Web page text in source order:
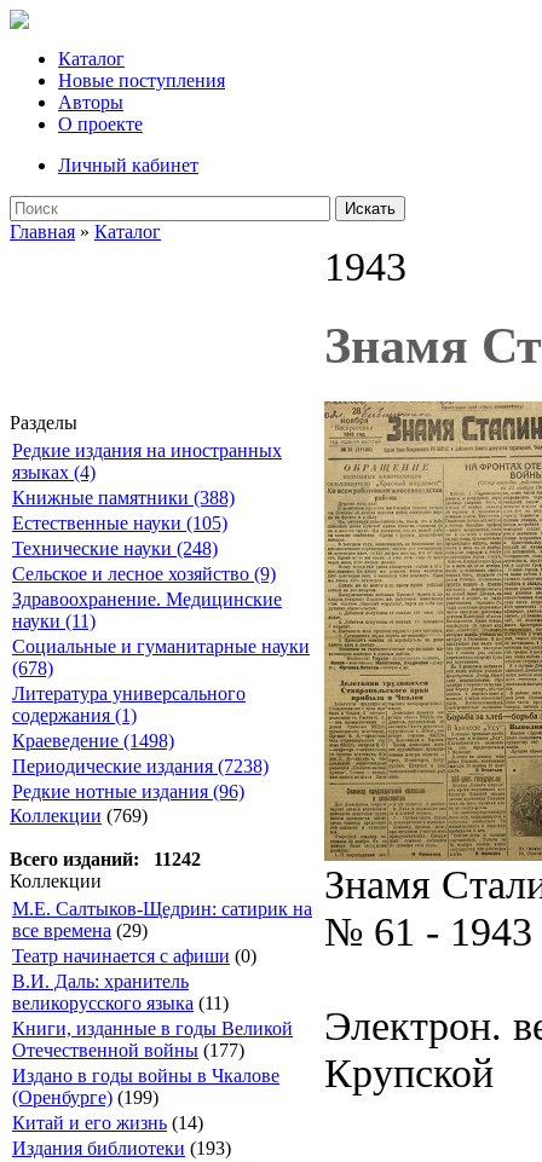
Каталог
Новые поступления
Авторы
О проекте
Личный кабинет
Искать
Главная » Каталог
Разделы
Редкие издания на иностранных
языках (4)
Книжные памятники (388)
Естественные науки (105)
Технические науки (248)
Сельское и лесное хозяйство (9)
Здравоохранение. Медицинские
науки (11)
Социальные и гуманитарные науки
(678)
Литература универсального
содержания (1)
Краеведение (1498)
Периодические издания (7238)
Редкие нотные издания (96)
Коллекции (769)
Всего изданий: 11242
Коллекции
М.Е. Салтыков-Щедрин: сатирик на
все времена (29)
Театр начинается с афиши (0)
В.И. Даль: хранитель
великорусского языка (11)
Книги, изданные в годы Великой
Отечественной войны (177)
Издано в годы войны в Чкалове
(Оренбурге) (199)
Китай и его жизнь (14)
Издания библиотеки (193)
1943
Знамя
Знамя
№ 61 - 1943
Электрон.
Крупской